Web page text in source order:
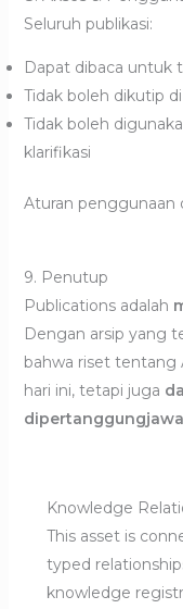
Seluruh publikasi:
Dapat dibaca untuk
Tidak boleh dikutip
Tidak boleh
klarifikasi
Aturan penggunaan
9. Penutup
Publications adalah
Dengan arsip yang
bahwa riset tentang
hari ini, tetapi juga
Knowledge
This asset is
typed
knowledge